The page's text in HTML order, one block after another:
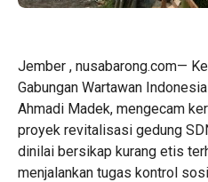
Jember , nusabarong.com—
Gabungan Wartawan
Ahmadi Madek, mengecam
proyek revitalisasi gedung
dinilai bersikap kurang etis
menjalankan tugas kontrol